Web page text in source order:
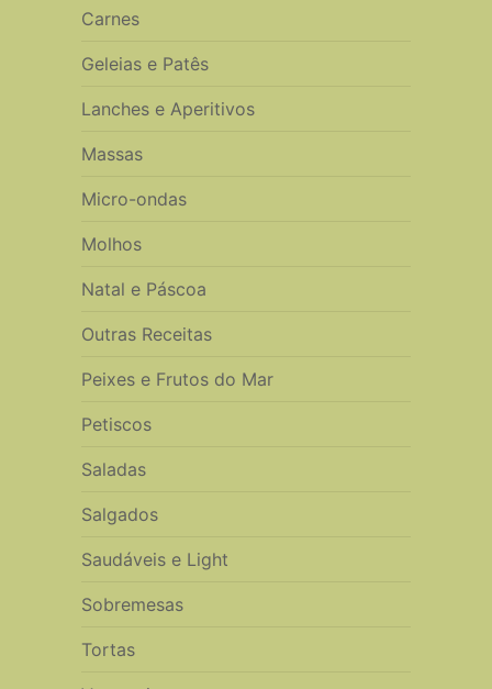
Carnes
Geleias e Patês
Lanches e Aperitivos
Massas
Micro-ondas
Molhos
Natal e Páscoa
Outras Receitas
Peixes e Frutos do Mar
Petiscos
Saladas
Salgados
Saudáveis e Light
Sobremesas
Tortas